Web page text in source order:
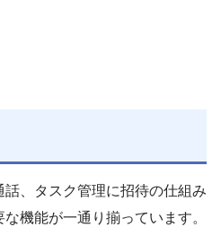
、タスク管理に招待の仕組み
機能が一通り揃っています。